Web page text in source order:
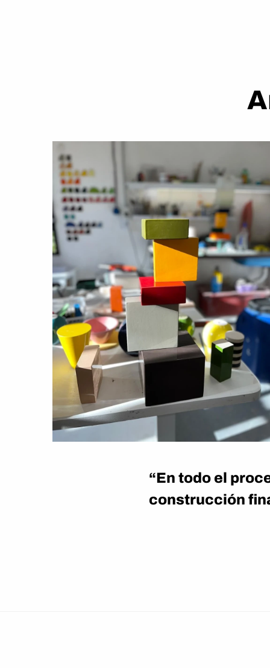
“En todo el
construcción